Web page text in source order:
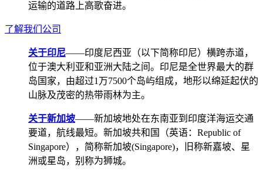
运输的道路上高歌奋进。
了解我们公司
关于印尼——印度尼西亚（以下简称印尼）横跨赤道，
位于澳大利亚和亚洲大陆之间。印尼是全世界最大的群
岛国家，由超过1万7500个岛屿组成，地形以绵延起伏的
山脉及茂密的热带雨林为主。
关于新加坡——新加坡地处在东南亚到印度洋海运交通
要道，航线最短。新加坡共和国（英语：Republic of
Singapore），简称新加坡(Singapore)，旧称新嘉坡、星
洲或星岛，别称为狮城。